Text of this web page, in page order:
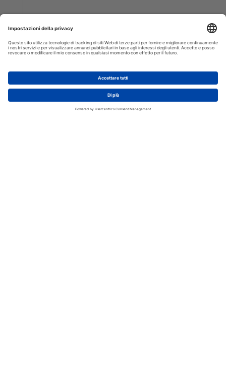
AGGIUNGI AL CARRELLO